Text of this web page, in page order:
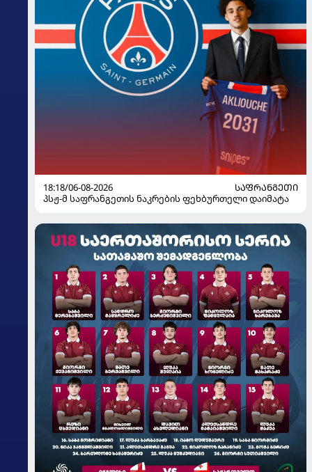
18:18/06-08-2026
ᲡᲐᲤᲠᲐᲜᲒᲔᲗᲘ
პსჟ-მ საფრანგეთის ნაკრების ფეხბურთელი დაიმატა